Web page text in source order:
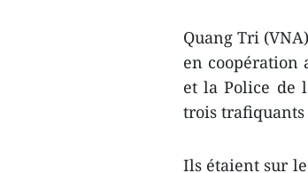
Quang Tri
en coopération
et la Police de
trois trafiquants
Ils étaient sur